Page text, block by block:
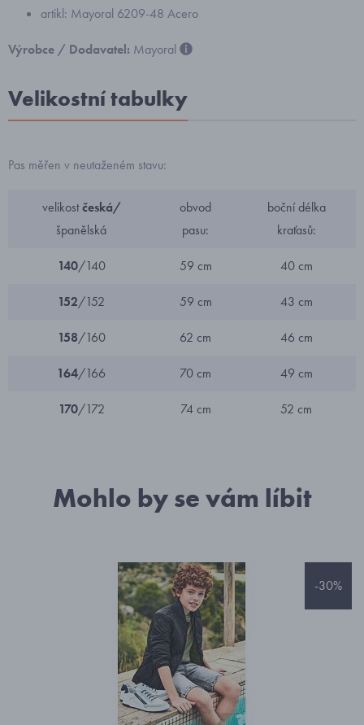
artikl: Mayoral 6209-48 Acero
Výrobce / Dodavatel: Mayoral
Velikostní tabulky
Pas měřen v neutaženém stavu:
velikostčeská/
španělská
obvod
pasu:
boční délka
kraťasů:
140/140 59 cm 40 cm
152/152 59 cm 43 cm
158/160 62 cm 46 cm
164/166 70 cm 49 cm
170/172 74 cm 52 cm
Mohlo by se vám líbit
-30%